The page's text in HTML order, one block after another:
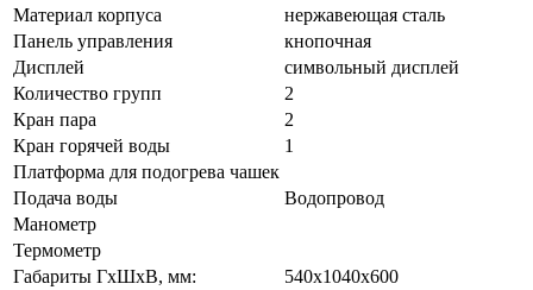
Материал корпуса
нержавеющая сталь
Панель управления
кнопочная
Дисплей
символьный дисплей
Количество групп
2
Кран пара
2
Кран горячей воды
1
Платформа для подогрева чашек
Подача воды
Водопровод
Манометр
Термометр
Габариты ГхШхВ, мм:
540х1040х600